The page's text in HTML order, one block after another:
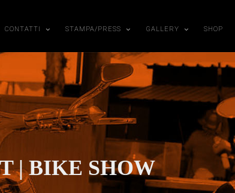
CONTATTI STAMPA/PRESS GALLERY SHOP
| BIKE SHOW